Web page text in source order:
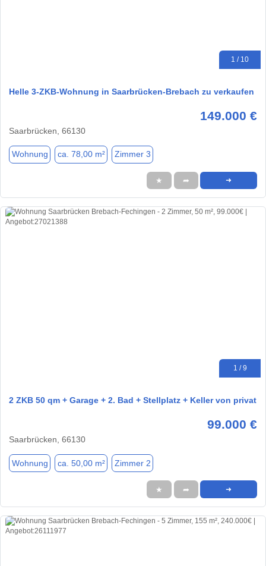
1 / 10
Helle 3-ZKB-Wohnung in Saarbrücken-Brebach zu verkaufen
149.000 €
Saarbrücken, 66130
Wohnung ca. 78,00 m² Zimmer 3
★ ➦ ➜
1 / 9
2 ZKB 50 qm + Garage + 2. Bad + Stellplatz + Keller von privat
99.000 €
Saarbrücken, 66130
Wohnung ca. 50,00 m² Zimmer 2
★ ➦ ➜